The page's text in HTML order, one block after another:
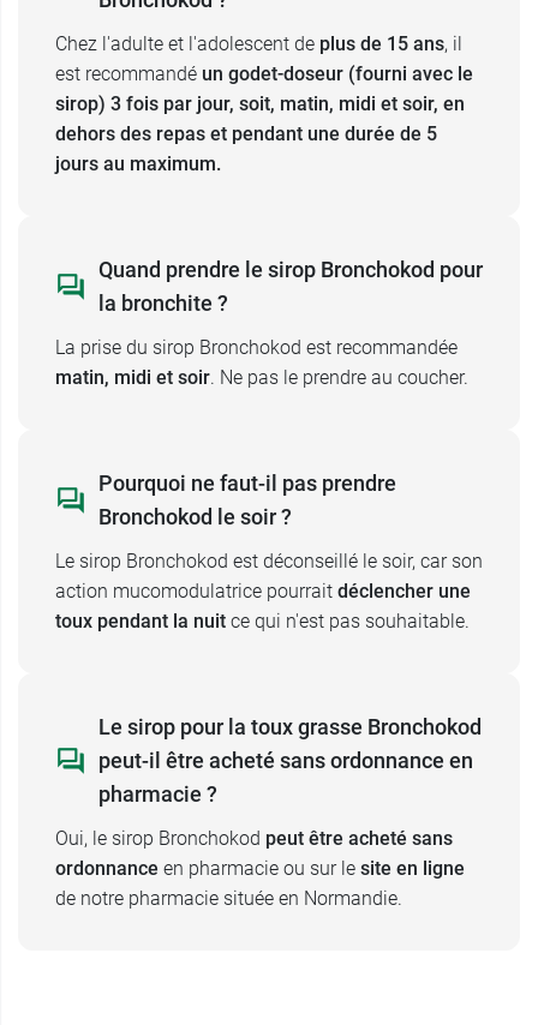
si vous prenez un médicament susceptible
de faire saigner l'estomac ou l'intestin,
si vous souffrez d'une intolérance au
fructose (présence de maltitol,
si vous souffrez d'une bronchite chronique.
doseur de 15 ml de ce sirop Bronchokod.
intestinaux , arrêtez le traitement et consultez
votre médecin.
Bronchokod sans sucre contient 11,9 %
d'éthanol (alcool), ce qui correspond à
bière, 14,8 ml de vin par dose. Son utilisation
représente un danger dans certaines situations.
Il est donc déconseillé dans ces cas :
chez la personne épileptique,
chez l'insuffisant hépatique,
chez lafemme enceinte
indiquée),
chez la
femme allaitante
(utilisation contre-
indiquée),
chez les
Chez l'adulte et l'adolescent de plus de 15 ans, il
est recommandé un godet-doseur (fourni avec le
sirop) 3 fois par jour, soit, matin, midi et soir, en
dehors des repas et pendant une durée de 5
jours au maximum.
Quand prendre le sirop Bronchokod pour
la bronchite ?
La prise du sirop Bronchokod est recommandée
matin, midi et soir. Ne pas le prendre au coucher.
Pourquoi ne faut-il pas prendre
Bronchokod le soir ?
Le sirop Bronchokod est déconseillé le soir, car son
action mucomodulatrice pourrait déclencher une
toux pendant la nuit ce qui n'est pas souhaitable.
Le sirop pour la toux grasse Bronchokod
peut-il être acheté sans ordonnance en
pharmacie ?
Oui, le sirop Bronchokod peut être acheté sans
ordonnance en pharmacie ou sur le site en ligne
de notre pharmacie située en Normandie.